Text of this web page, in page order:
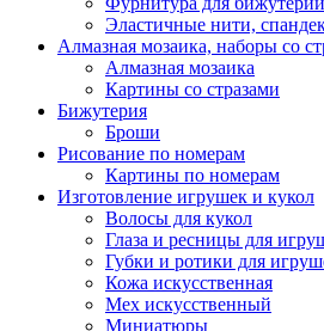
Эластичные нити,
Алмазная мозаика, наборы со
Алмазная мозаика
Картины co стразами
Бижутерия
Броши
Рисование по номерам
Картины по номерам
Изготовление игрушек и кукол
Волосы для кукол
Глаза и ресницы для
Губки и ротики для
Кожа искусственная
Мех искусственный
Миниатюры